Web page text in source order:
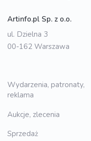
Artinfo.pl Sp. z o.o.
ul. Dzielna 3
00-162 Warszawa
Wydarzenia, patronaty,
reklama
Aukcje, zlecenia
Sprzedaż